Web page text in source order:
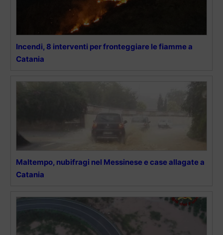
Incendi, 8 interventi per fronteggiare le fiamme a
Catania
Maltempo, nubifragi nel Messinese e case allagate a
Catania